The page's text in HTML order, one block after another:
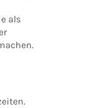
als